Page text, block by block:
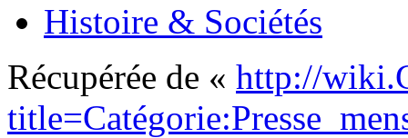
Histoire & Sociétés
Récupérée de « http://